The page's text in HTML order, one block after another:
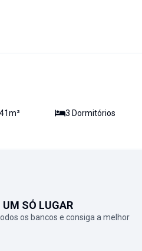
m² 3 Dormitórios
SÓ LUGAR
os bancos e consiga a melhor